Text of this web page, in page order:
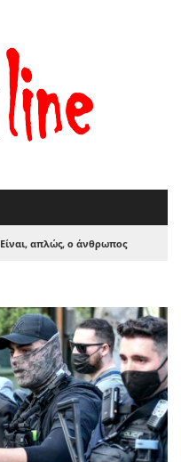
Είναι, απλώς, ο άνθρωπος